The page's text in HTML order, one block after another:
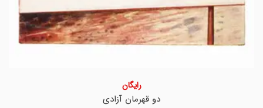
دو قهرمان آزادی
رایگان